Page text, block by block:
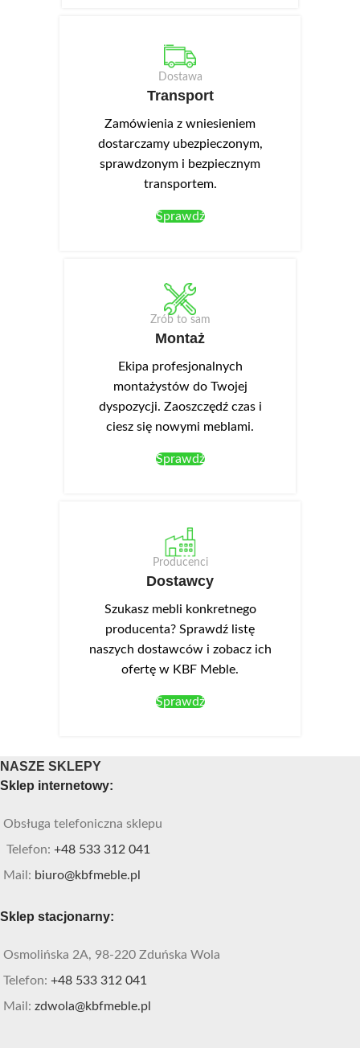
Dostawa
Transport
Zamówienia z wniesieniem
dostarczamy ubezpieczonym,
sprawdzonym i bezpiecznym
transportem.
Sprawdź
Zrób to sam
Montaż
Ekipa profesjonalnych
montażystów do Twojej
dyspozycji. Zaoszczędź czas i
ciesz się nowymi meblami.
Sprawdź
Producenci
Dostawcy
Szukasz mebli konkretnego
producenta? Sprawdź listę
naszych dostawców i zobacz ich
ofertę w KBF Meble.
Sprawdź
NASZE SKLEPY
Sklep internetowy:
Obsługa telefoniczna sklepu
Telefon: +48 533 312 041
Mail: biuro@kbfmeble.pl
Sklep stacjonarny:
Osmolińska 2A, 98-220 Zduńska Wola
Telefon: +48 533 312 041
Mail: zdwola@kbfmeble.pl